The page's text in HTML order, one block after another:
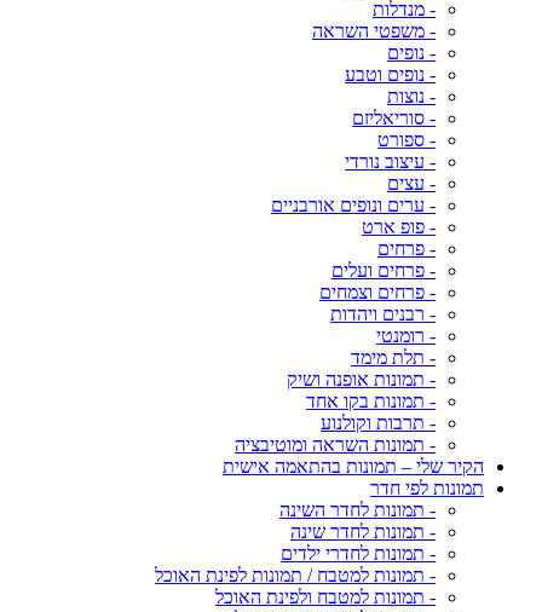
- מנדלות
- משפטי השראה
- נופים
- נופים וטבע
- נוצות
- סוריאליזם
- ספורט
- עיצוב נורדי
- עצים
- ערים ונופים אורבניים
- פופ ארט
- פרחים
- פרחים ועלים
- פרחים וצמחים
- רבנים ויהדות
- רומנטי
- תלת מימד
- תמונות אופנה ושיק
- תמונות בקו אחד
- תרבות וקולנוע
- תמונות השראה ומוטיבציה
הקיר שלי – תמונות בהתאמה אישית
תמונות לפי חדר
- תמונות לחדר השינה
- תמונות לחדר שינה
- תמונות לחדרי ילדים
- תמונות למטבח / תמונות לפינת האוכל
- תמונות למטבח ולפינת האוכל